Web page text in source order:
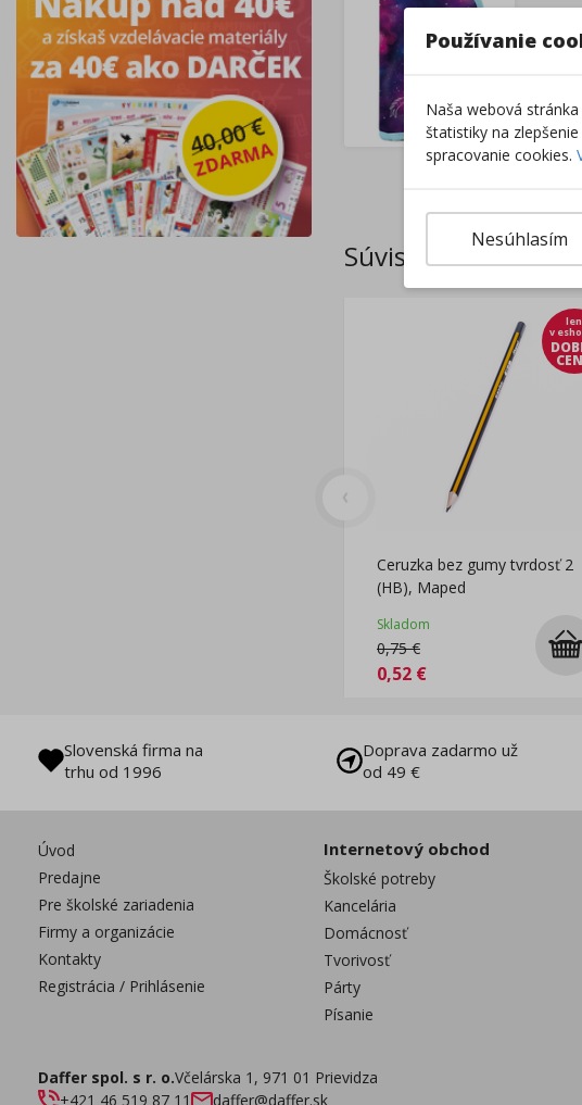
Súvisiace produkty
len
v
Ceruzka bez gumy tvrdosť 2
(HB), Maped
Skladom
0,75€
0,52 €
Slovenská firma na
trhu od 1996
Doprava zadarmo už
od 49 €
Úvod
Predajne
Pre školské zariadenia
Firmy a organizácie
Kontakty
Registrácia / Prihlásenie
Internetový obchod
Školské potreby
Kancelária
Domácnosť
Tvorivosť
Párty
Písanie
Daffer spol. s r. o.Včelárska 1, 971 01 Prievidza
+421 46 519 87 11
daffer@daffer.sk
Používanie
Naša webová
štatistiky na
spracovanie cookies.
Nesúhlasím